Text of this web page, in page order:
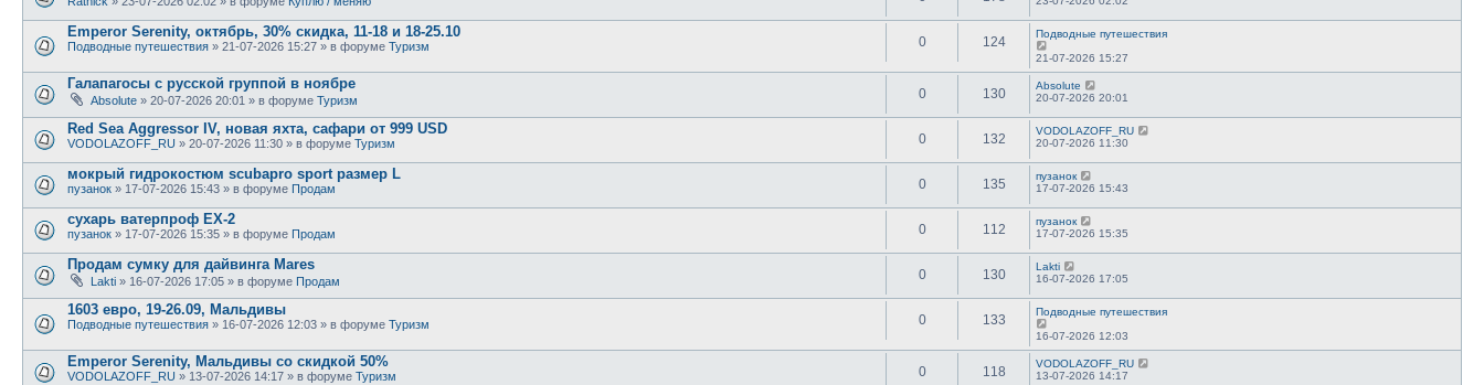
Emperor Serenity, октябрь, 30% скидка, 11-18 и 18-25.10
Подводные путешествия » 21-07-2026 15:27 » в форуме Туризм 0 124
Подводные путешествия
21-07-2026 15:27
Галапагосы с русской группой в ноябре
Absolute » 20-07-2026 20:01 » в форуме Туризм 0 130
Absolute
20-07-2026 20:01
Red Sea Aggressor IV, новая яхта, сафари от 999 USD
VODOLAZOFF_RU » 20-07-2026 11:30 » в форуме Туризм 0 132
VODOLAZOFF_RU
20-07-2026 11:30
мокрый гидрокостюм scubapro sport размер L
пузанок » 17-07-2026 15:43 » в форуме Продам 0 135
пузанок
17-07-2026 15:43
сухарь ватерпроф ЕХ-2
пузанок » 17-07-2026 15:35 » в форуме Продам 0 112
пузанок
17-07-2026 15:35
Продам сумку для дайвинга Mares
Lakti » 16-07-2026 17:05 » в форуме Продам 0 130
Lakti
16-07-2026 17:05
1603 евро, 19-26.09, Мальдивы
Подводные путешествия » 16-07-2026 12:03 » в форуме Туризм 0 133
Подводные путешествия
16-07-2026 12:03
Emperor Serenity, Мальдивы со скидкой 50%
VODOLAZOFF_RU » 13-07-2026 14:17 » в форуме Туризм 0 118
VODOLAZOFF_RU
13-07-2026 14:17